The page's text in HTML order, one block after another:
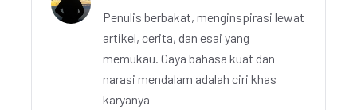
Penulis berbakat, menginspirasi lewat
artikel, cerita, dan esai yang
memukau. Gaya bahasa kuat dan
narasi mendalam adalah ciri khas
karyanya